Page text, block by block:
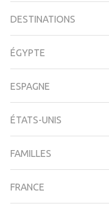
DESTINATIONS
ÉGYPTE
ESPAGNE
ÉTATS-UNIS
FAMILLES
FRANCE